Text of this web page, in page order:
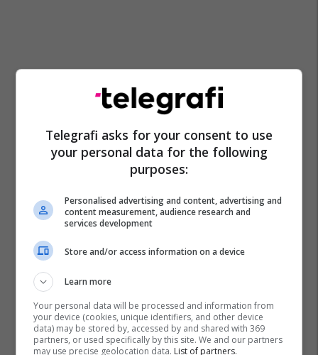
Telegrafi asks for your consent to use
your personal data for the following
purposes:
Personalised advertising and content, advertising and
content measurement, audience research and
services development
Store and/or access information on a device
Learn more
Your personal data will be processed and information from
your device (cookies, unique identifiers, and other device
data) may be stored by, accessed by and shared with 369
partners, or used specifically by this site. We and our partners
may use precise geolocation data. List of partners.